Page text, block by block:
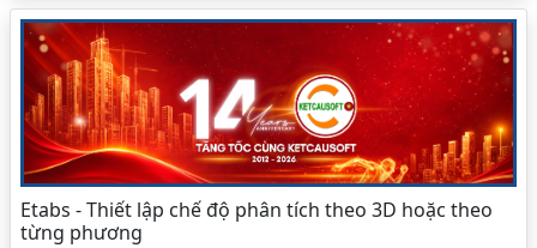
Etabs - Thiết lập chế độ phân tích theo 3D hoặc theo
từng phương